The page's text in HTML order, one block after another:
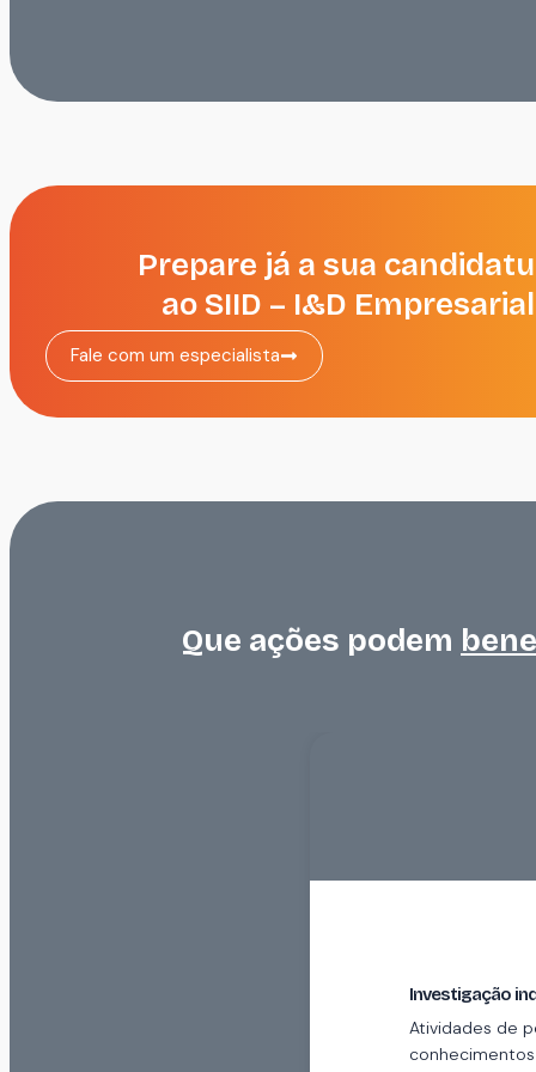
Prepare já a sua
ao SIID – I&D
Fale com um especialista
Que ações podem
Investigação
Atividades de